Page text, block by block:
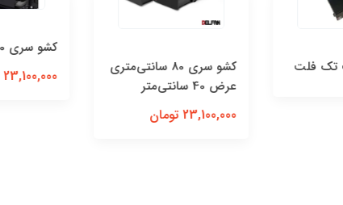
کشو سری 80 سانتی‌متری
23,100,000 تومان